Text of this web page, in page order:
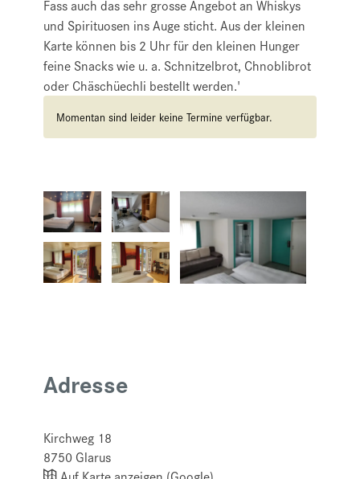
Fass auch das sehr grosse Angebot an Whiskys
und Spirituosen ins Auge sticht. Aus der kleinen
Karte können bis 2 Uhr für den kleinen Hunger
feine Snacks wie u. a. Schnitzelbrot, Chnoblibrot
oder Chäschüechli bestellt werden.'
Momentan sind leider keine Termine verfügbar.
Adresse
Kirchweg 18
8750 Glarus